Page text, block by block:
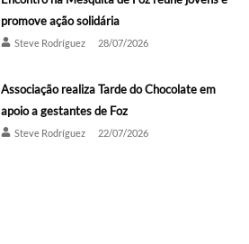
promove ação solidária
Steve Rodríguez 28/07/2026
Associação realiza Tarde do Chocolate em
apoio a gestantes de Foz
Steve Rodríguez 22/07/2026